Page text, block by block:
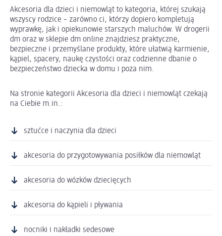
Akcesoria dla dzieci i niemowląt to kategoria, której szukają
wszyscy rodzice – zarówno ci, którzy dopiero kompletują
wyprawkę, jak i opiekunowie starszych maluchów. W drogerii
dm oraz w sklepie dm online znajdziesz praktyczne,
bezpieczne i przemyślane produkty, które ułatwią karmienie,
kąpiel, spacery, naukę czystości oraz codzienne dbanie o
bezpieczeństwo dziecka w domu i poza nim.
Na stronie kategorii Akcesoria dla dzieci i niemowląt czekają
na Ciebie m.in.:
sztućce i naczynia dla dzieci
akcesoria do przygotowywania posiłków dla niemowląt
akcesoria do wózków dziecięcych
akcesoria do kąpieli i pływania
nocniki i nakładki sedesowe